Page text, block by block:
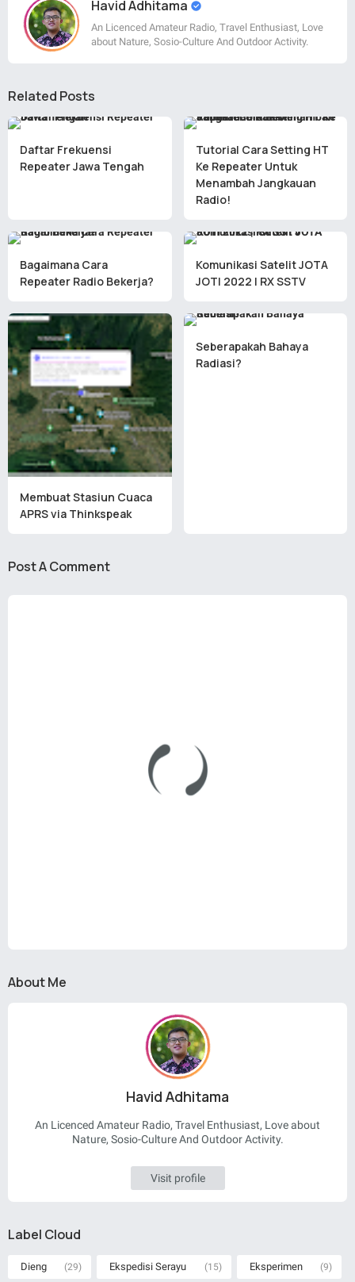
Havid Adhitama
An Licenced Amateur Radio, Travel Enthusiast, Love
about Nature, Sosio-Culture And Outdoor Activity.
Related Posts
Daftar Frekuensi
Repeater Jawa Tengah
Tutorial Cara Setting HT
Ke Repeater Untuk
Menambah Jangkauan
Radio!
Bagaimana Cara
Repeater Radio Bekerja?
Komunikasi Satelit JOTA
JOTI 2022 | RX SSTV
Membuat Stasiun Cuaca
APRS via Thinkspeak
Seberapakah Bahaya
Radiasi?
Post A Comment
About Me
Havid Adhitama
An Licenced Amateur Radio, Travel Enthusiast, Love about
Nature, Sosio-Culture And Outdoor Activity.
Visit profile
Label Cloud
Dieng (29) Ekspedisi Serayu (15) Eksperimen (9)